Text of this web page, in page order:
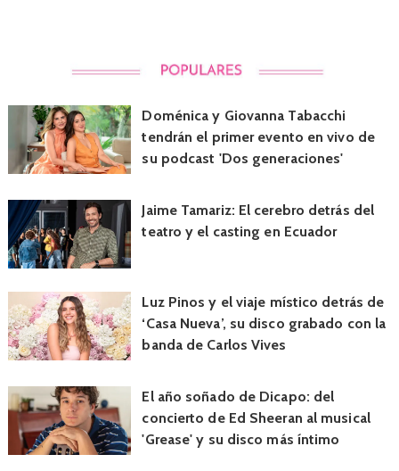
Doménica y Giovanna Tabacchi
tendrán el primer evento en vivo de
su podcast 'Dos generaciones'
Jaime Tamariz: El cerebro detrás del
teatro y el casting en Ecuador
Luz Pinos y el viaje místico detrás de
‘Casa Nueva’, su disco grabado con la
banda de Carlos Vives
El año soñado de Dicapo: del
concierto de Ed Sheeran al musical
'Grease' y su disco más íntimo